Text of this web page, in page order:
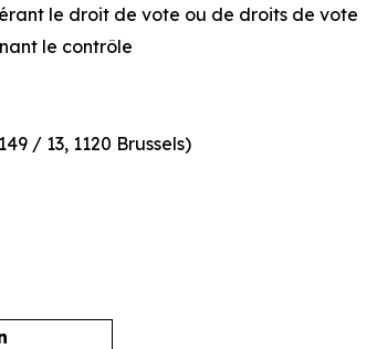
le droit de vote ou de droits de vote
le contrôle
/ 13, 1120 Brussels)